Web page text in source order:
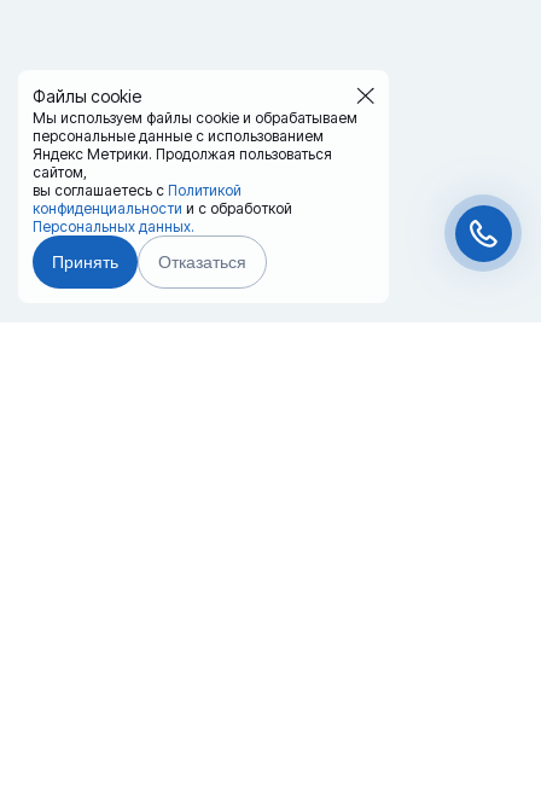
Файлы cookie
Мы используем файлы cookie и обрабатываем
персональные данные с использованием
Яндекс Метрики. Продолжая пользоваться
сайтом,
вы соглашаетесь с Политикой
конфиденциальности и с обработкой
Персональных данных.
Принять Отказаться